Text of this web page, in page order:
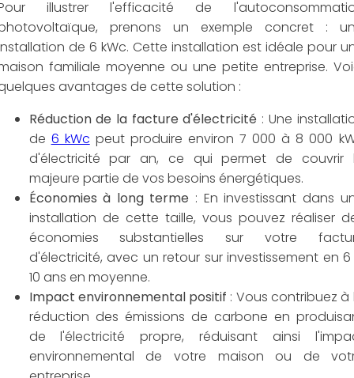
illustrer l'efficacité de
prenons un exemple concret :
de 6 kWc. Cette installation est idéale pour
familiale moyenne ou une petite entreprise.
avantages de cette solution :
Réduction de la facture d'électricité : Une
de 6 kWc peut produire environ 7 000 à 8 000
d'électricité par an, ce qui permet de couvrir
majeure partie de vos besoins énergétiques.
Économies à long terme : En investissant dans
installation de cette taille, vous pouvez réaliser
économies substantielles sur votre
d'électricité, avec un retour sur investissement en
10 ans en moyenne.
Impact environnemental positif : Vous contribuez à
réduction des émissions de carbone en
de l'électricité propre, réduisant ainsi
environnemental de votre maison ou de